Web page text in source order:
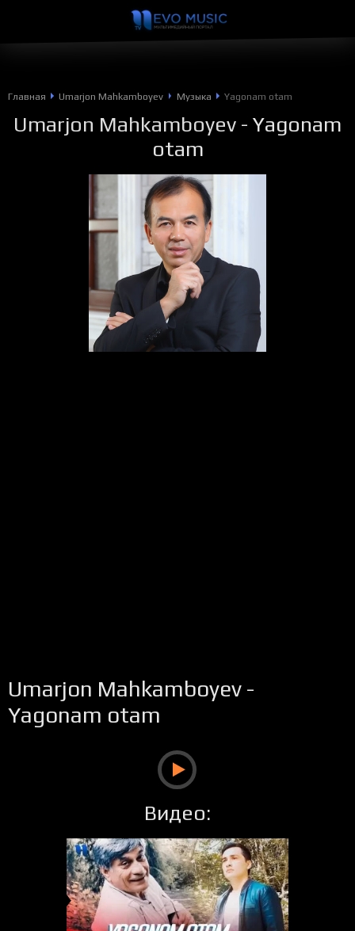
Главная Umarjon Mahkamboyev Музыка Yagonam otam
Umarjon Mahkamboyev - Yagonam
otam
Umarjon Mahkamboyev -
Yagonam otam
Видео: